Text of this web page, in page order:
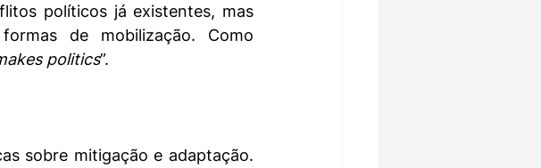
políticos já existentes, mas
de mobilização. Como
politics”.
sobre mitigação e adaptação.